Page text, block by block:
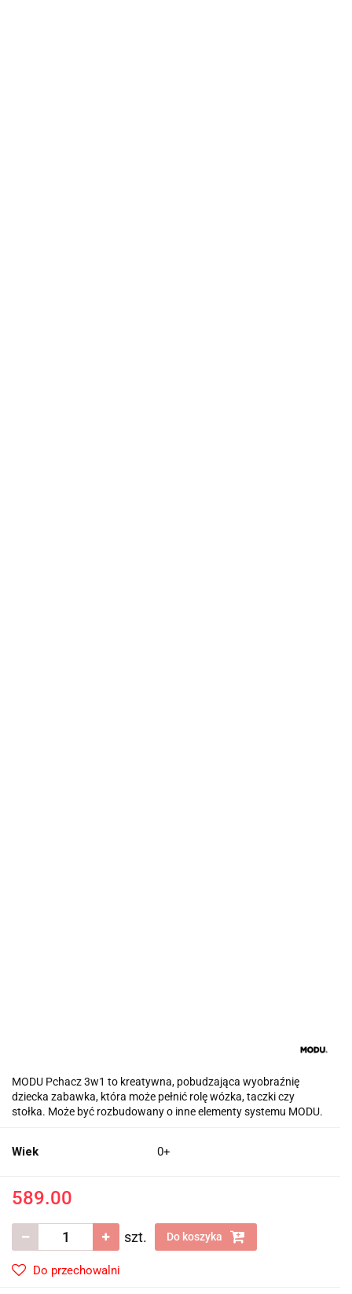
MODU Pchacz 3w1 to kreatywna, pobudzająca wyobraźnię
dziecka zabawka, która może pełnić rolę wózka, taczki czy
stołka. Może być rozbudowany o inne elementy systemu MODU.
Wiek 0+
589.00
szt. Do koszyka
Do przechowalni